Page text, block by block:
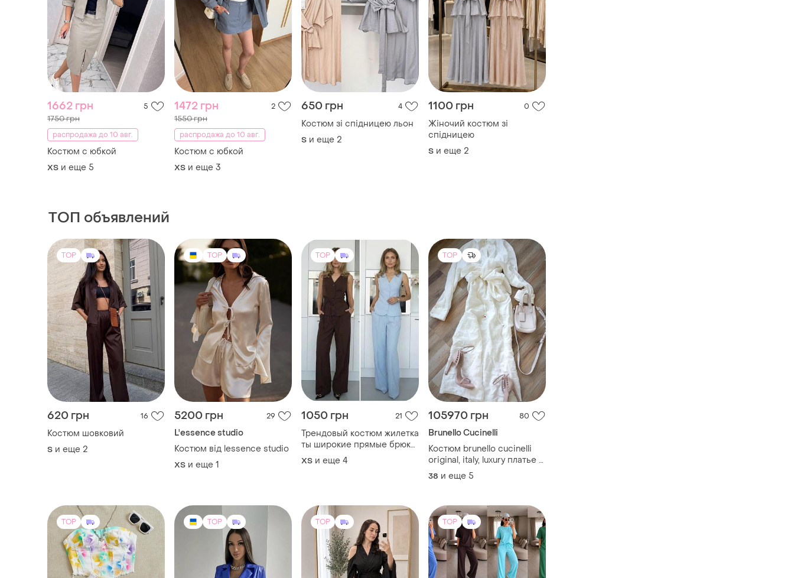
1662 грн 5
1750 грн
распродажа до 10 авг.
Костюм с юбкой
ХS и еще 5
1472 грн
1550 грн
распродажа до 10 авг.
Костюм с юбкой
ХS и еще 3
650 грн 4
Костюм зі спідницею льон
S и еще
1100 грн 0
Жіночий костюм зі
спідницею
и еще
ТОП объявлений
TOP
620 грн 16
Костюм шовковий
S и еще 2
TOP
5200 грн 29
L'essence studio
Костюм від lessence studio
и еще
1050 грн 21
Трендовый костюм жилетка
ты широкие прямые брюки,
палаццо
и еще
TOP
105970 грн 80
Brunello Cucinelli
Костюм brunello cucinelli
original, italy, luxury платье -
рубашка + юбка макси ,
ivory, лён 100%
38 и еще 5
TOP